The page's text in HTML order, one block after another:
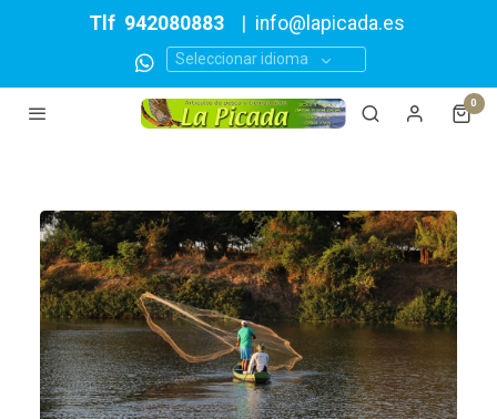
Tlf 942080883 info@lapicada.es
Seleccionar idioma
0